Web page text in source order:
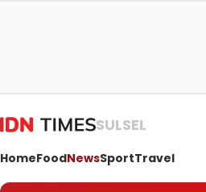
SULSEL
HomeFoodNewsSportTravel